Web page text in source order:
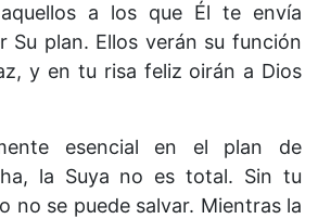
a los que Él te envía
Su plan. Ellos verán su función
y en tu risa feliz oirán a Dios
esencial en el plan de
la Suya no es total. Sin tu
no se puede salvar. Mientras la